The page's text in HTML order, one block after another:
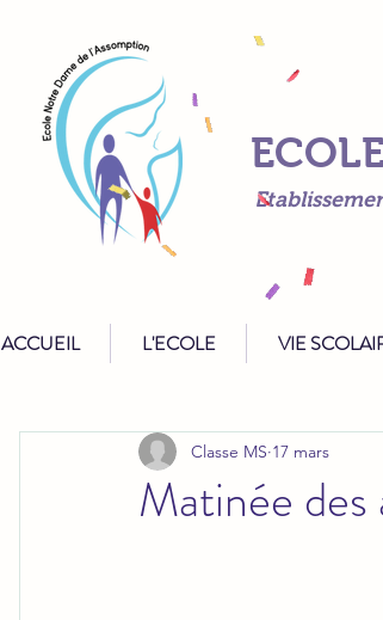
ACCUEIL L'ECOLE VIE
Matinée des
Classe MS 17 mars